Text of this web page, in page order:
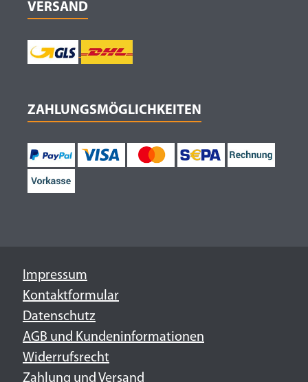
VERSAND
ZAHLUNGSMÖGLICHKEITEN
Impressum
Kontaktformular
Datenschutz
AGB und Kundeninformationen
Widerrufsrecht
Zahlung und Versand